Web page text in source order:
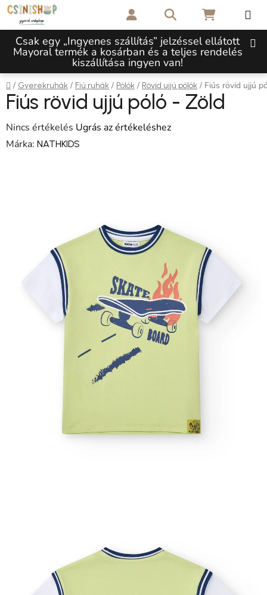
Ugrás a fő tartalomhoz
Csak egy „Ingyenes szállítás” jelzéssel ellátott
Mayoral termék a kosárban és a teljes rendelés
kiszállítása ingyen van!
KeresésKOSÁR
Kezdőlap
/ Gyerekruhák / Fiú ruhák / Pólók / Rövid ujjú pólók / Fiús rövid ujjú
Fiús rövid ujjú póló - Zöld
A termék átlagos értékelése 5-ből 0,0 csillag.
Nincs értékelés Ugrás az értékeléshez
Márka: NATHKIDS